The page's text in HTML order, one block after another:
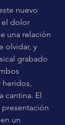
nuevo
el dolor
una relación
olvidar, y
grabado
cantina. El
un